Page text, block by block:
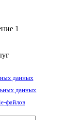
1
данных
данных
файлов